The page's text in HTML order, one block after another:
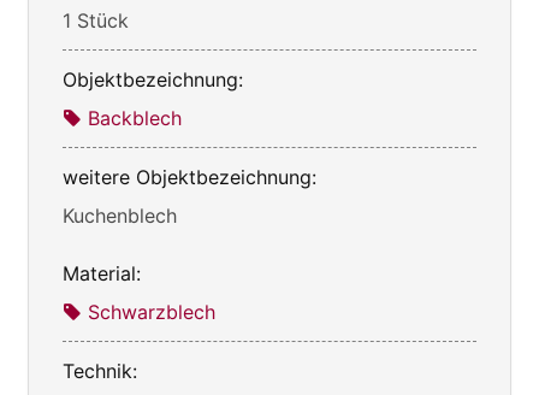
1 Stück
Objektbezeichnung:
Backblech
weitere Objektbezeichnung:
Kuchenblech
Material:
Schwarzblech
Technik: